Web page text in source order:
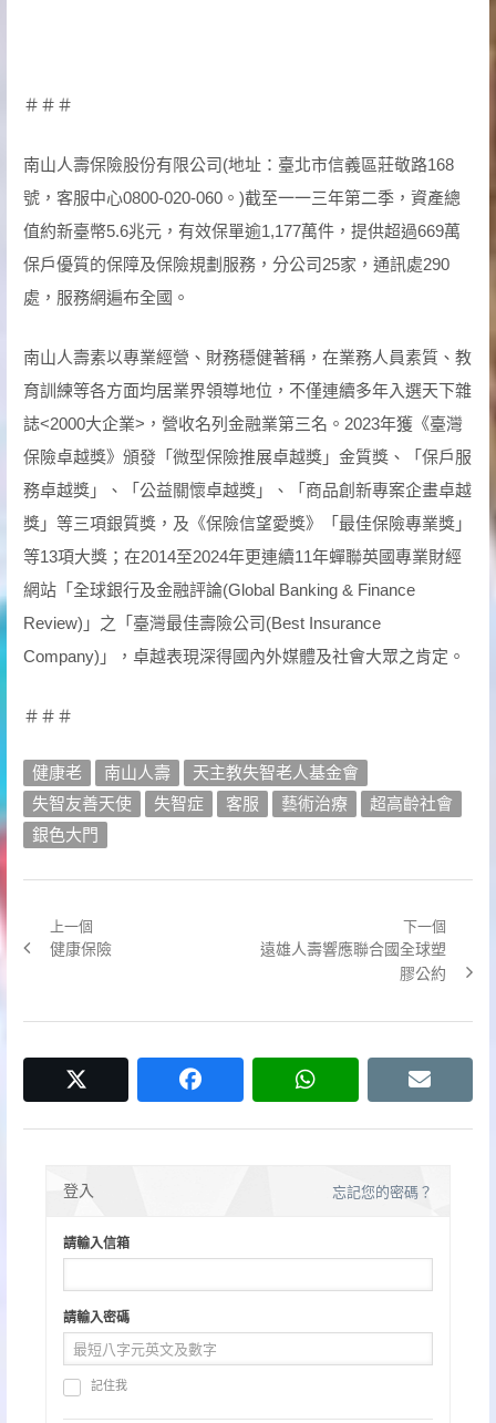
＃＃＃
南山人壽保險股份有限公司(地址：臺北市信義區莊敬路168
號，客服中心0800-020-060。)截至一一三年第二季，資產總
值約新臺幣5.6兆元，有效保單逾1,177萬件，提供超過669萬
保戶優質的保障及保險規劃服務，分公司25家，通訊處290
處，服務網遍布全國。
南山人壽素以專業經營、財務穩健著稱，在業務人員素質、教
育訓練等各方面均居業界領導地位，不僅連續多年入選天下雜
誌<2000大企業>，營收名列金融業第三名。2023年獲《臺灣
保險卓越獎》頒發「微型保險推展卓越獎」金質獎、「保戶服
務卓越獎」、「公益關懷卓越獎」、「商品創新專案企畫卓越
獎」等三項銀質獎，及《保險信望愛獎》「最佳保險專業獎」
等13項大獎；在2014至2024年更連續11年蟬聯英國專業財經
網站「全球銀行及金融評論(Global Banking & Finance
Review)」之「臺灣最佳壽險公司(Best Insurance
Company)」，卓越表現深得國內外媒體及社會大眾之肯定。
＃＃＃
健康老 南山人壽
天主教失智老人基金會
失智友善天使
失智症 客服 藝術治療
超高齡社會
銀色大門
導
覽
上一個
Previous
健康保險
下一個
Next
遠雄人壽響應聯合國全球塑
膠公約
facebook whatsapp email
登入 忘記您的密碼？
請輸入信箱
請輸入密碼
記住我